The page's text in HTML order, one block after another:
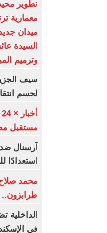
تطوير
معمارية
ميدان
السيدة
وترميم
سيف
لحسم
مستقبل مصر
آرسنال
استعدادًا
محمد
الداخلية
في